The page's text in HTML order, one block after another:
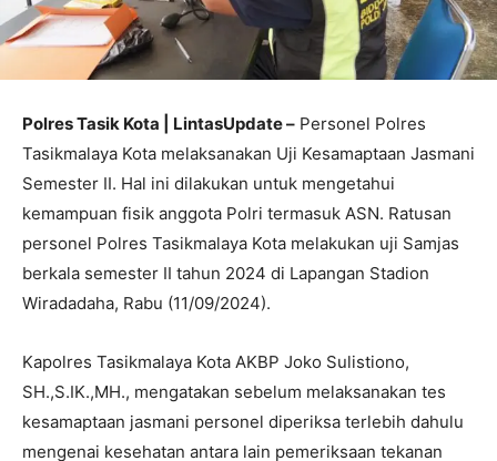
Polres Tasik Kota | LintasUpdate – Personel Polres
Tasikmalaya Kota melaksanakan Uji Kesamaptaan Jasmani
Semester II. Hal ini dilakukan untuk mengetahui
kemampuan fisik anggota Polri termasuk ASN. Ratusan
personel Polres Tasikmalaya Kota melakukan uji Samjas
berkala semester II tahun 2024 di Lapangan Stadion
Wiradadaha, Rabu (11/09/2024).
Kapolres Tasikmalaya Kota AKBP Joko Sulistiono,
SH.,S.IK.,MH., mengatakan sebelum melaksanakan tes
kesamaptaan jasmani personel diperiksa terlebih dahulu
mengenai kesehatan antara lain pemeriksaan tekanan